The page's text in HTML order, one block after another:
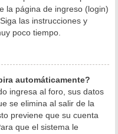
la página de ingreso (login)
las instrucciones y
poco tiempo.
automáticamente?
ingresa al foro, sus datos
se elimina al salir de la
previene que su cuenta
que el sistema le